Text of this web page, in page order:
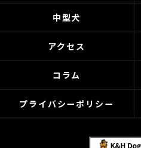
中型犬
アクセス
コラム
プライバシーポリシー